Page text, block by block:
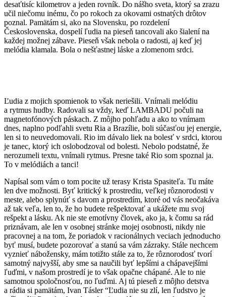
desaťtisíc kilometrov a jeden rovník. Do nášho sveta, ktorý sa zrazu
učil niečomu inému, čo po rokoch za okovami ostnatých drôtov
poznal. Pamätám si, ako na Slovensku, po rozdelení
Československa, dospelí ľudia na pieseň tancovali ako šialení na
každej možnej zábave. Pieseň však nebola o radosti, aj keď jej
melódia klamala. Bola o nešťastnej láske a zlomenom srdci.
Ľudia z mojich spomienok to však neriešili. Vnímali melódiu
a rytmus hudby. Radovali sa vždy, keď LAMBADU počuli na
magnetofónových páskach. Z môjho pohľadu a ako to vnímam
dnes, naplno podľahli svetu Ria a Brazílie, boli súčasťou jej energie,
len si to neuvedomovali. Rio im dávalo liek na bolesť v srdci, ktorou
je tanec, ktorý ich oslobodzoval od bolesti. Nebolo podstatné, že
nerozumeli textu, vnímali rytmus. Presne také Rio som spoznal ja.
To v melódiách a tanci!
Napísal som vám o tom pocite už terasy Krista Spasiteľa. Tu máte
len dve možnosti. Byť kritický k prostrediu, veľkej rôznorodosti v
meste, alebo splynúť s davom a prostredím, ktoré od vás neočakáva
až tak veľa, len to, že ho budete rešpektovať a ukážete mu svoj
rešpekt a lásku. Ak nie ste emotívny človek, ako ja, k čomu sa rád
priznávam, ale len v osobnej stránke mojej osobnosti, nikdy nie
pracovnej a na tom, že poriadok v racionálnych veciach jednoducho
byť musí, budete pozorovať a stanú sa vám zázraky. Stále nechcem
vyznieť nábožensky, mám totižto stále za to, že rôznorodosť tvorí
samotný najvyšší, aby sme sa naučili byť lepšími a chápavejšími
ľuďmi, v našom prostredí je to však opačne chápané. Ale to nie
samotnou spoločnosťou, no ľuďmi. Aj tú pieseň z môjho detstva
a rádia si pamätám, Ivan Tásler “Ľudia nie su zlí, len ľudstvo je